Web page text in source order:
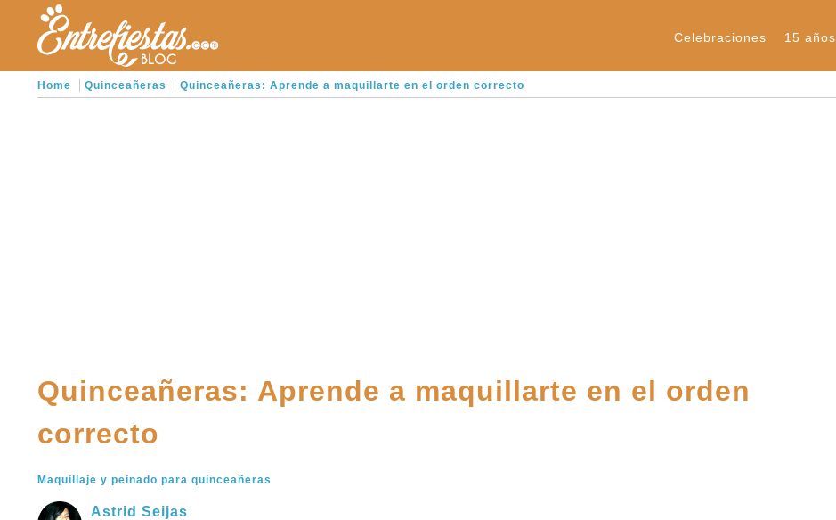
Celebraciones 15 años
Home Quinceañeras Quinceañeras: Aprende a maquillarte en el orden correcto
Quinceañeras: Aprende a maquillarte en el orden
correcto
Maquillaje y peinado para quinceañeras
Astrid Seijas